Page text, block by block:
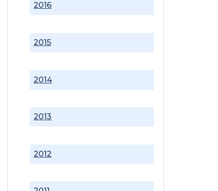
2012
2013
2014
2015
2016